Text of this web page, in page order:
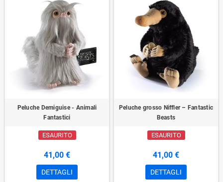
Peluche Demiguise - Animali
Fantastici
ESAURITO
41,00 €
DETTAGLI
Peluche grosso Niffler – Fantastic
Beasts
ESAURITO
41,00 €
DETTAGLI